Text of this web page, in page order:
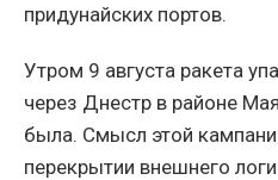
придунайских портов.
Утром 9 августа ракета
через Днестр в районе
была. Смысл этой
перекрытии внешнего